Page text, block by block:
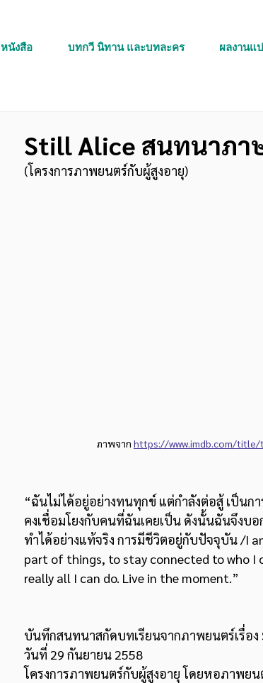
หนังสือ บทกวี นิทาน และบทละคร ผลงานแ
Still Alice สนทนาภา
(โครงการภาพยนตร์กับผู้สูงอายุ)
ภาพจาก https://www.imdb.com/title/
“ฉันไม่ได้อยู่อย่างทนทุกข์ แต่กำลังต่อสู้ เป็นก
คงเชื่อมโยงกับคนที่ฉันเคยเป็น ดังนั้นฉันจึงบ
ทำได้อย่างแท้จริง การมีชีวิตอยู่กับปัจจุบัน /I
part of things, to stay connected to who I
really all I can do. Live in the moment.”
บันทึกสนทนาสกัดบทเรียนจากภาพยนตร์เรื่อง
วันที่ 29 กันยายน 2558
โครงการภาพยนตร์กับผู้สูงอายุ โดยหอภาพย